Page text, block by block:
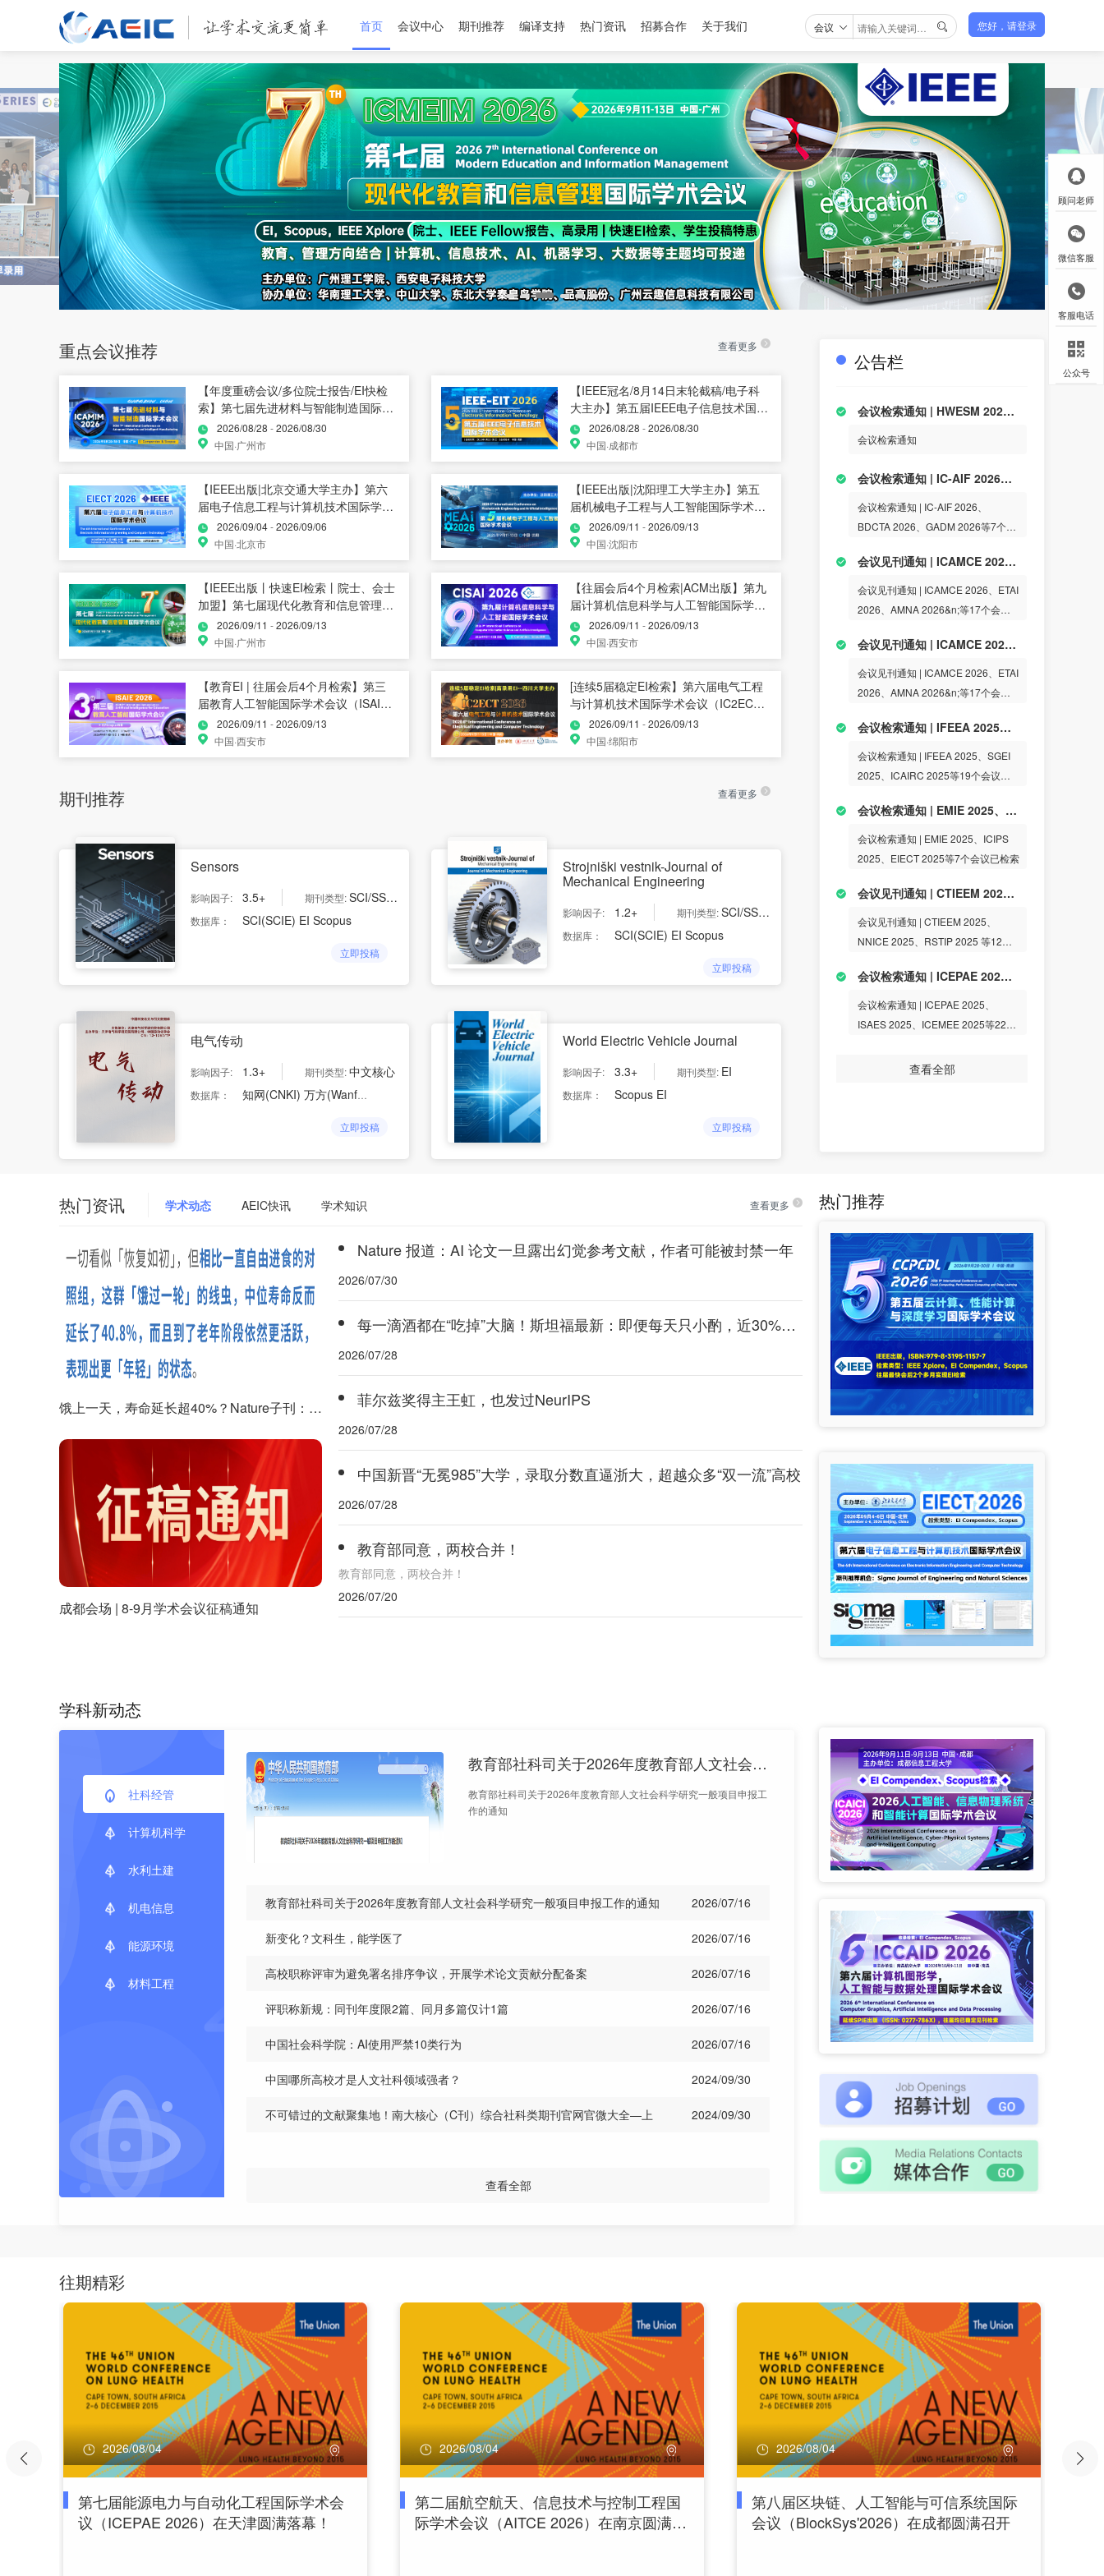
首页 会议中心 期刊推荐 编译支持 热门资讯 招募合作 关于我们 会议  您好，请登录
重点会议推荐 查看更多
【年度重磅会议/多位院士报告/EI快检
索】第七届先进材料与智能制造国际学
术会议（ICAMIM 2026）
2026/08/28 -2026/08/30
中国·广州市
【IEEE冠名/8月14日末轮截稿/电子科
大主办】第五届IEEE电子信息技术国际
学术会议（EIT 2026）
2026/08/28 -2026/08/30
中国·成都市
【IEEE出版|北京交通大学主办】第六
届电子信息工程与计算机技术国际学术
会议（EIECT 2026）
2026/09/04-2026/09/06
中国·北京市
【IEEE出版|沈阳理工大学主办】第五
届机械电子工程与人工智能国际学术会
议（MEAI 2026）
2026/09/11 -2026/09/13
中国·沈阳市
【IEEE出版丨快速EI检索丨院士、会士
加盟】第七届现代化教育和信息管理国
际学术会议 (ICMEIM 2026)
2026/09/11 -2026/09/13
中国·广州市
【往届会后4个月检索|ACM出版】第九
届计算机信息科学与人工智能国际学术
会议(CISAI 2026)
2026/09/11 -2026/09/13
中国·西安市
【教育EI | 往届会后4个月检索】第三
届教育人工智能国际学术会议（ISAIE
2026）2026/09/11 -2026/09/13
中国·西安市
[连续5届稳定EI检索】第六届电气工程
与计算机技术国际学术会议（IC2ECT
2026）2026/09/11 -2026/09/13
中国·绵阳市
期刊推荐 查看更多
Sensors
影响因子: 3.5+ 期刊类型:SCI/SSCI/AHCI
数据库： SCI(SCIE) EI Scopus
立即投稿
Strojniški vestnik-Journal of
Mechanical Engineering
影响因子: 1.2+ 期刊类型:SCI/SSCI/AHCI
数据库： SCI(SCIE) EI Scopus
立即投稿
电气传动
影响因子: 1.3+ 期刊类型:中文核心
数据库： 知网(CNKI) 万方(Wanfang) 维普(VIP) 中国科技论文与引文数据库(CSTPCD/科技核心)
立即投稿
World Electric Vehicle Journal
影响因子: 3.3+ 期刊类型: EI
数据库： Scopus EI
立即投稿
公告栏
会议检索通知 | HWESM 2026、ICAACE 2026、ICSP 2026 等54个会议已检索
会议检索通知
会议检索通知 | IC-AIF 2026、BDCTA 2026、GADM 2026等7个会议已检索
会议检索通知 | IC-AIF 2026、
BDCTA 2026、GADM 2026等7个会
会议见刊通知 | ICAMCE 2026、ETAI 2026、AMNA 2026&n;等17个会议已见刊
会议见刊通知 | ICAMCE 2026、ETAI
2026、AMNA 2026&n;等17个会议
会议见刊通知 | ICAMCE 2026、ETAI 2026、AMNA 2026&;等17个会议已见刊
会议见刊通知 | ICAMCE 2026、ETAI
2026、AMNA 2026&n;等17个会议
会议检索通知 | IFEEA 2025、SGEI 2025、ICAIRC 2025等19个会议已检索
会议检索通知 | IFEEA 2025、SGEI
2025、ICAIRC 2025等19个会议已
会议检索通知 | EMIE 2025、ICIPS 2025、EIECT 2025等7个会议已检索
会议检索通知 | EMIE 2025、ICIPS
2025、EIECT 2025等7个会议已检索
会议见刊通知 | CTIEEM 2025、NNICE 2025、RSTIP 2025 等12个会议已见刊
会议见刊通知 | CTIEEM 2025、
NNICE 2025、RSTIP 2025 等12个
会议检索通知 | ICEPAE 2025、ISAES 2025、ICEMEE 2025等22个会议已检索
会议检索通知 | ICEPAE 2025、
ISAES 2025、ICEMEE 2025等22个
查看全部
热门资讯 学术动态 AEIC快讯 学术知识 查看更多
饿上一天，寿命延长超40%？Nature子刊：关键不是饿的时候燃烧脂肪，而是“吃回去”时关掉燃脂开关；而大脑“感觉饿”，还能调整
成都会场 | 8-9月学术会议征稿通知
Nature 报道：AI 论文一旦露出幻觉参考文献，作者可能被封禁一年
2026/07/30
每一滴酒都在“吃掉”大脑！斯坦福最新：即便每天只小酌，近30%脑区血流减少、46%皮层变薄，且年龄越大脑损伤越重！喝酒无安全阈值
2026/07/28
菲尔兹奖得主王虹，也发过NeurIPS
2026/07/28
中国新晋“无冕985”大学，录取分数直逼浙大，超越众多“双一流”高校
2026/07/28
教育部同意，两校合并！
教育部同意，两校合并！
2026/07/20
热门推荐
学科新动态
社科经管
计算机科学
水利土建
机电信息
能源环境
材料工程
教育部社科司关于2026年度教育部人文社会科学研究一般项目申报工作的通知
教育部社科司关于2026年度教育部人文社会科学研究一般项目申报工
作的通知
教育部社科司关于2026年度教育部人文社会科学研究一般项目申报工作的通知 2026/07/16
新变化？文科生，能学医了 2026/07/16
高校职称评审为避免署名排序争议，开展学术论文贡献分配备案 2026/07/16
评职称新规：同刊年度限2篇、同月多篇仅计1篇 2026/07/16
中国社会科学院：AI使用严禁10类行为 2026/07/16
中国哪所高校才是人文社科领域强者？ 2024/09/30
不可错过的文献聚集地！南大核心（C刊）综合社科类期刊官网官微大全—上 2024/09/30
查看全部
往期精彩
2026/08/04
第七届能源电力与自动化工程国际学术会
议（ICEPAE 2026）在天津圆满落幕！
2026/08/04
第二届航空航天、信息技术与控制工程国
际学术会议（AITCE 2026）在南京圆满落
2026/08/04
第八届区块链、人工智能与可信系统国际
会议（BlockSys'2026）在成都圆满召开
顾问老师
微信客服
客服电话
公众号